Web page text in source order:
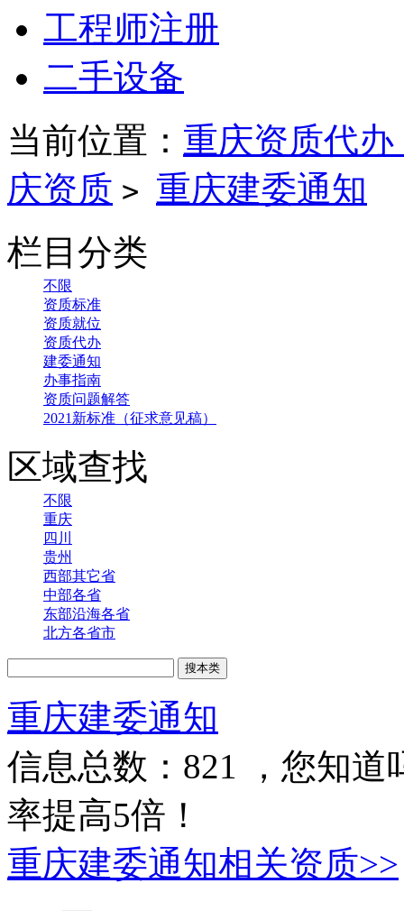
工程师注册
二手设备
当前位置： 重庆资质代
庆资质 > 重庆建委通知
栏目分类
不限
资质标准
资质就位
资质代办
建委通知
办事指南
资质问题解答
2021新标准（征求意见稿）
区域查找
不限
重庆
四川
贵州
西部其它省
中部各省
东部沿海各省
北方各省市
重庆建委通知
信息总数： 821 ，您知
率提高5倍！
重庆建委通知相关资质>>